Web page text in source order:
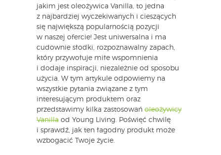
jakim jest oleożywica Vanilla, to jedna
z najbardziej wyczekiwanych i cieszących
się największą popularnością pozycji
w naszej ofercie! Jest uniwersalna i ma
cudownie słodki, rozpoznawalny zapach,
który przywołuje miłe wspomnienia
i dodaje inspiracji, niezależnie od sposobu
użycia. W tym artykule odpowiemy na
wszystkie pytania związane z tym
interesującym produktem oraz
przedstawimy kilka zastosowań oleożywicy
Vanilla od Young Living. Poświęć chwilę
i sprawdź, jak ten łagodny produkt może
wzbogacić Twoje życie.